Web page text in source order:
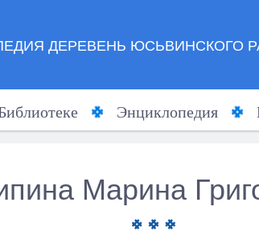
ДЕРЕВЕНЬ ЮСЬВИНСКОГО
Энциклопедия
Марина